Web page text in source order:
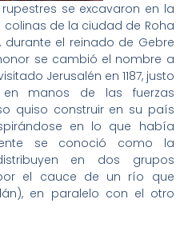
se excavaron en la
de la ciudad de Roha
durante el reinado de Gebre
se cambió el nombre a
Jerusalén en 1187, justo
manos de las fuerzas
quiso construir en su país
en lo que había
se conoció como la
en dos grupos
el cauce de un río que
en paralelo con el otro